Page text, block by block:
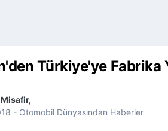
Türkiye'ye Fabrika
Misafir,
- Otomobil Dünyasından Haberler